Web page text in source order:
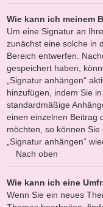
Wie kann ich meinem
Um eine Signatur an
zunächst eine solche in
Bereich entwerfen.
gespeichert haben,
„Signatur anhängen“
hinzufügen, indem Sie
standardmäßige
einen einzelnen Beitrag
möchten, so können
„Signatur anhängen“
Nach oben
Wie kann ich eine
Wenn Sie ein neues